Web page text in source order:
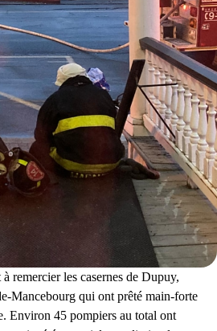
remercier les casernes de Dupuy,
Mancebourg qui ont prêté main-forte
Environ 45 pompiers au total ont